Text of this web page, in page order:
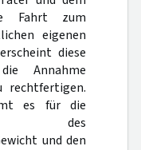
Fahrt zum
eigenen
diese
Annahme
rechtfertigen.
es für die
des
und den